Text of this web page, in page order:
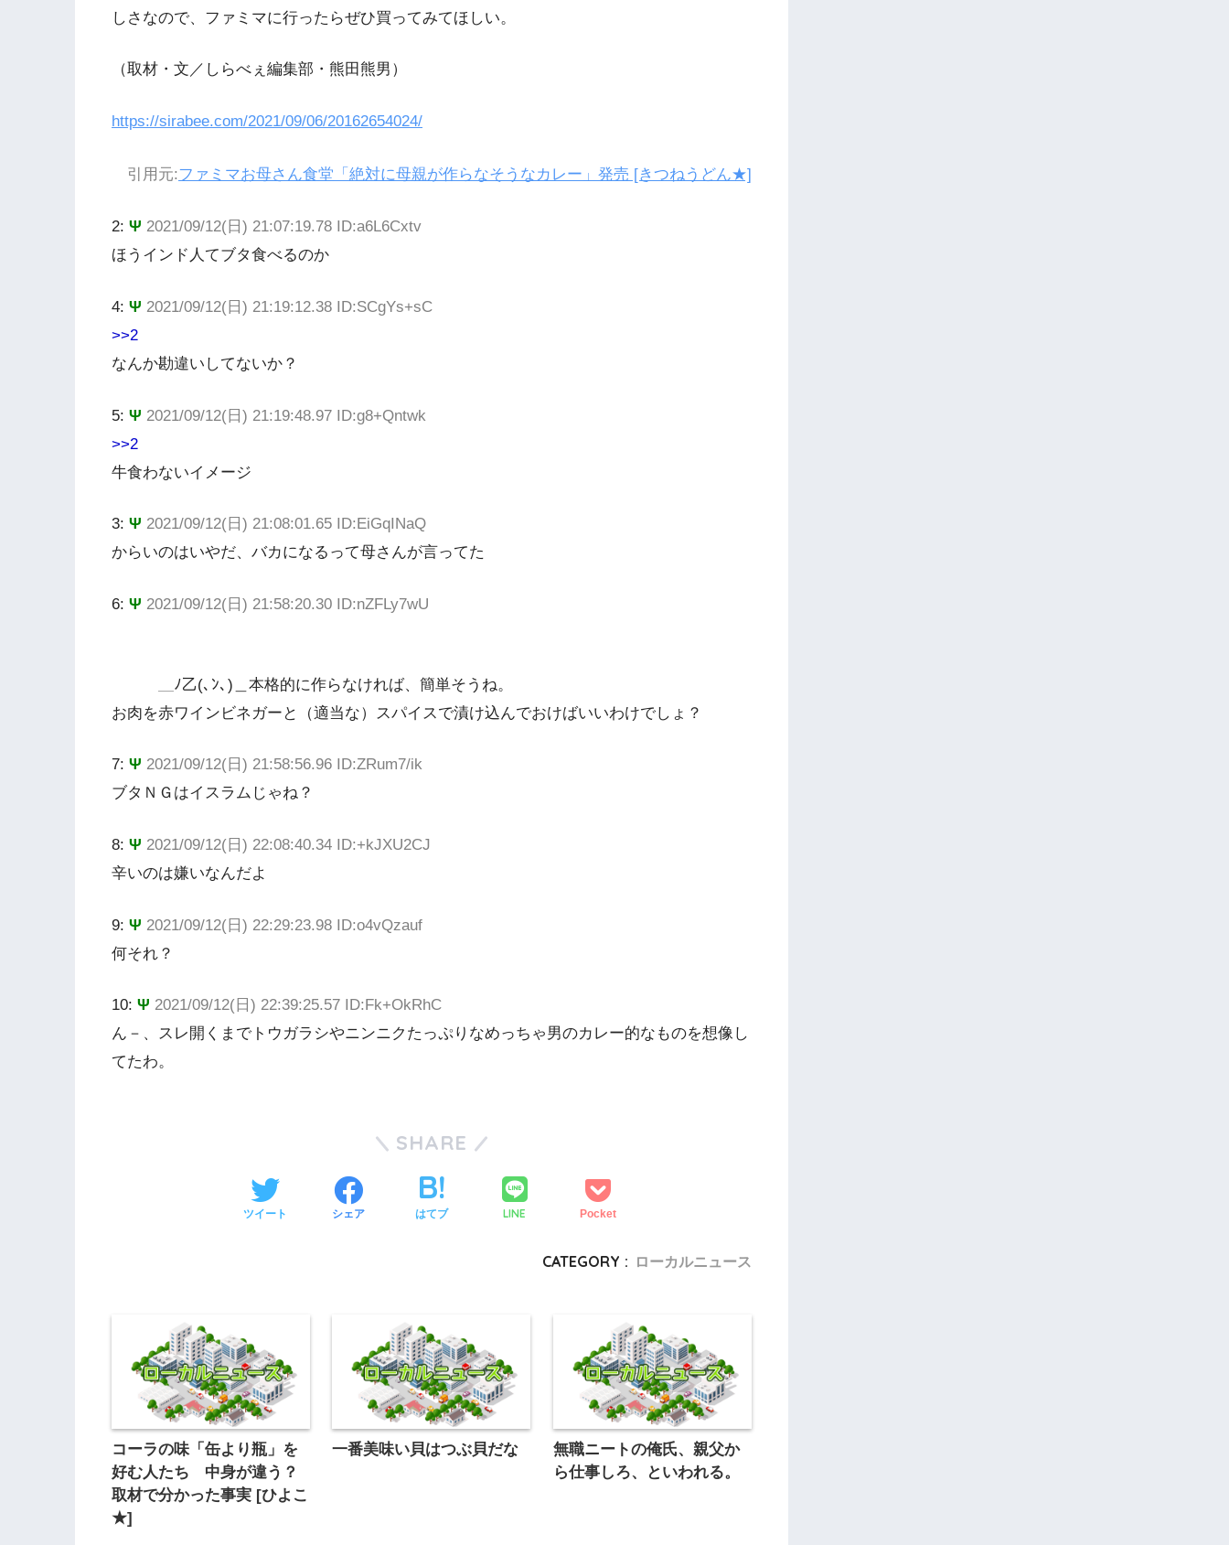
しさなので、ファミマに行ったらぜひ買ってみてほしい。
（取材・文／しらべぇ編集部・熊田熊男）
https://sirabee.com/2021/09/06/20162654024/
引用元:ファミマお母さん食堂「絶対に母親が作らなそうなカレー」発売 [きつねうどん★]
2: Ψ 2021/09/12(日) 21:07:19.78 ID:a6L6Cxtv
ほうインド人てブタ食べるのか
4: Ψ 2021/09/12(日) 21:19:12.38 ID:SCgYs+sC
>>2
なんか勘違いしてないか？
5: Ψ 2021/09/12(日) 21:19:48.97 ID:g8+Qntwk
>>2
牛食わないイメージ
3: Ψ 2021/09/12(日) 21:08:01.65 ID:EiGqINaQ
からいのはいやだ、バカになるって母さんが言ってた
6: Ψ 2021/09/12(日) 21:58:20.30 ID:nZFLy7wU
＿ﾉ乙(､ﾝ､)＿本格的に作らなければ、簡単そうね。
お肉を赤ワインビネガーと（適当な）スパイスで漬け込んでおけばいいわけでしょ？
7: Ψ 2021/09/12(日) 21:58:56.96 ID:ZRum7/ik
ブタＮＧはイスラムじゃね？
8: Ψ 2021/09/12(日) 22:08:40.34 ID:+kJXU2CJ
辛いのは嫌いなんだよ
9: Ψ 2021/09/12(日) 22:29:23.98 ID:o4vQzauf
何それ？
10: Ψ 2021/09/12(日) 22:39:25.57 ID:Fk+OkRhC
ん－、スレ開くまでトウガラシやニンニクたっぷりなめっちゃ男のカレー的なものを想像し
てたわ。
SHARE
ツイート シェア はてブ LINE Pocket
CATEGORY : ローカルニュース
コーラの味「缶より瓶」を
好む人たち 中身が違う？
取材で分かった事実 [ひよこ
★]
一番美味い貝はつぶ貝だな
無職ニートの俺氏、親父か
ら仕事しろ、といわれる。